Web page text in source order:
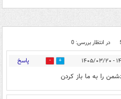
در انتظار بررسی: 0
۲۰ 1 پاسخ
را به ما باز کردن